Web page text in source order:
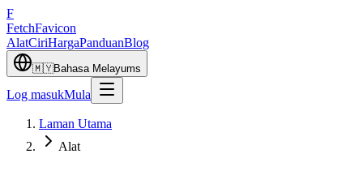
F
FetchFavicon
AlatCiriHargaPanduanBlog
🇲🇾Bahasa Melayums
Log masukMula
Laman Utama
Alat